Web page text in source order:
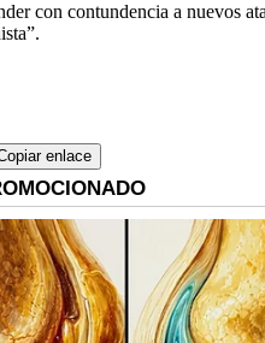
con contundencia a nuevos
enlace